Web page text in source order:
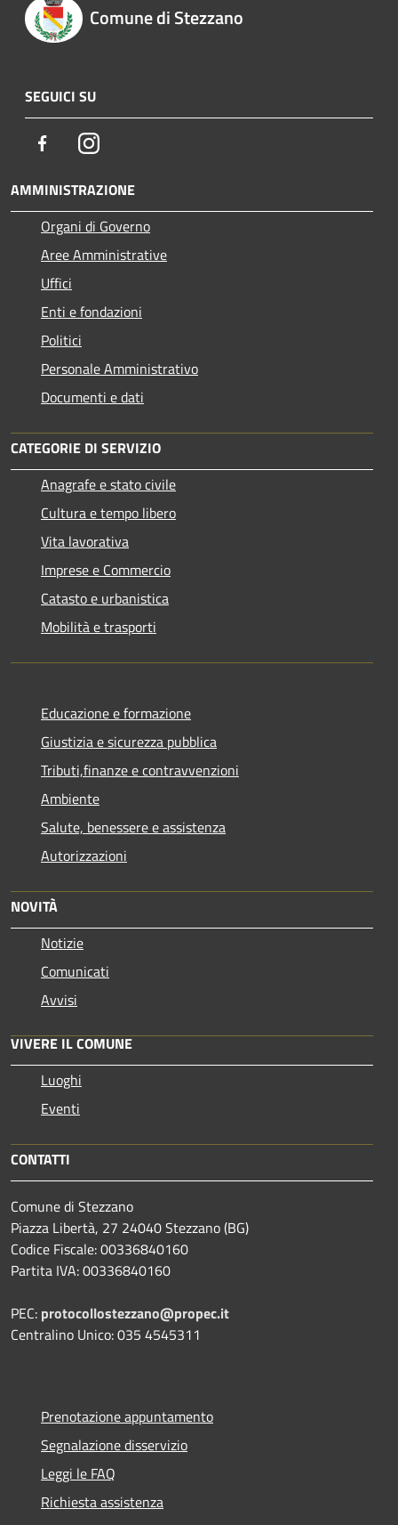
Comune di Stezzano
SEGUICI SU
FacebookInstagram
AMMINISTRAZIONE
Organi di Governo
Aree Amministrative
Uffici
Enti e fondazioni
Politici
Personale Amministrativo
Documenti e dati
CATEGORIE DI SERVIZIO
Anagrafe e stato civile
Cultura e tempo libero
Vita lavorativa
Imprese e Commercio
Catasto e urbanistica
Mobilità e trasporti
Educazione e formazione
Giustizia e sicurezza pubblica
Tributi,finanze e contravvenzioni
Ambiente
Salute, benessere e assistenza
Autorizzazioni
NOVITÀ
Notizie
Comunicati
Avvisi
VIVERE IL COMUNE
Luoghi
Eventi
CONTATTI
Comune di Stezzano
Piazza Libertà, 27 24040 Stezzano (BG)
Codice Fiscale: 00336840160
Partita IVA: 00336840160
PEC: protocollostezzano@propec.it
Centralino Unico: 035 4545311
Prenotazione appuntamento
Segnalazione disservizio
Leggi le FAQ
Richiesta assistenza